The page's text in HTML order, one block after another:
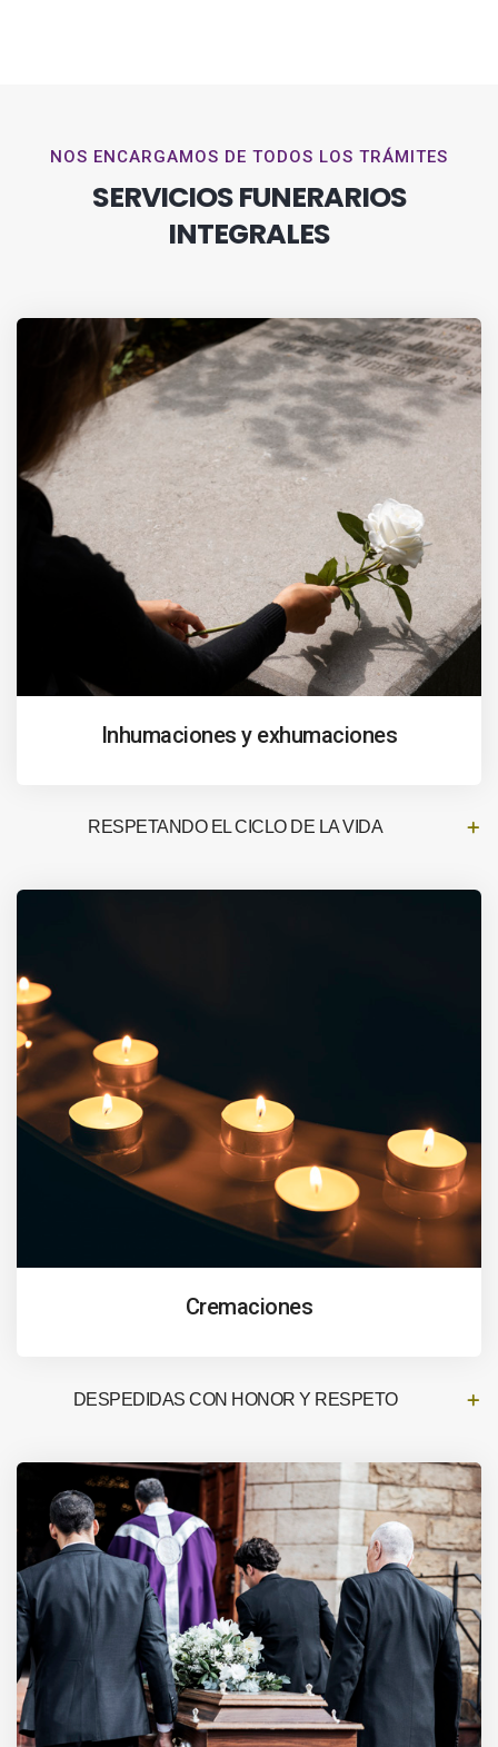
NOS ENCARGAMOS DE TODOS LOS TRÁMITES
SERVICIOS FUNERARIOS
INTEGRALES
Inhumaciones y exhumaciones
RESPETANDO EL CICLO DE LA VIDA
Cremaciones
DESPEDIDAS CON HONOR Y RESPETO